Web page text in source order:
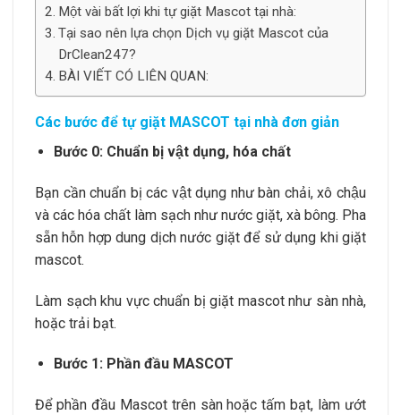
Một vài bất lợi khi tự giặt Mascot tại nhà:
Tại sao nên lựa chọn Dịch vụ giặt Mascot của
DrClean247?
BÀI VIẾT CÓ LIÊN QUAN:
Các bước để tự giặt MASCOT tại nhà đơn giản
Bước 0: Chuẩn bị vật dụng, hóa chất
Bạn cần chuẩn bị các vật dụng như bàn chải, xô chậu
và các hóa chất làm sạch như nước giặt, xà bông. Pha
sẵn hỗn hợp dung dịch nước giặt để sử dụng khi giặt
mascot.
Làm sạch khu vực chuẩn bị giặt mascot như sàn nhà,
hoặc trải bạt.
Bước 1: Phần đầu MASCOT
Để phần đầu Mascot trên sàn hoặc tấm bạt, làm ướt